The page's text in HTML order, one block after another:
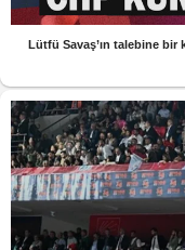
Lütfü Savaş’ın talebine bir